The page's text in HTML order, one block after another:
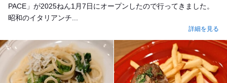
PACE」が2025ねん1月7日にオープンしたので行ってきました。
昭和のイタリアンチ...
詳細を見る